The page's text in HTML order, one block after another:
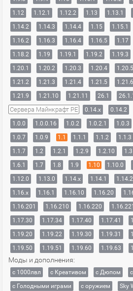
1.12
1.12.1 1.12.2 1.13 1.13.1
1.14.2
1.14.3 1.14.4 1.15 1.15.1
1.16.2
1.16.3 1.16.4 1.16.5 1.17
1.18.2
1.19 1.19.1 1.19.2 1.19.3
1.20.1
1.20.2 1.20.3 1.20.4 1.20.5
1.21.2
1.21.3 1.21.4 1.21.5 1.21.6
1.21.9
1.21.10 1.21.11 26.1 26.1.1
Сервера Майнкрафт PE 0.14.x 0.14.2
1.0.0
1.0.0.16 1.0.2 1.0.2.1 1.0.3
1.0.7
1.0.9 1.1 1.1.1 1.1.2 1.1.3
1.1.7
1.2 1.2.1 1.2.9 1.2.10 1.3
1.6.1
1.7 1.8 1.9 1.10 1.10.0
1.12.0
1.13.0 1.14.x 1.14.1
1.16.x
1.16.1 1.16.10 1.16.20
1.16.201
1.16.210 1.16.220 1.16.221
1.17.30
1.17.34 1.17.40 1.17.41
1.19.20
1.19.22 1.19.30 1.19.31
1.19.50
1.19.51 1.19.60 1.19.63
Моды и дополнения:
с 1000лвл c Креативом с Дюпом
с Голодными играми
с оружием Sky